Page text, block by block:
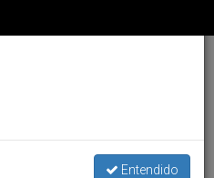
Entendido